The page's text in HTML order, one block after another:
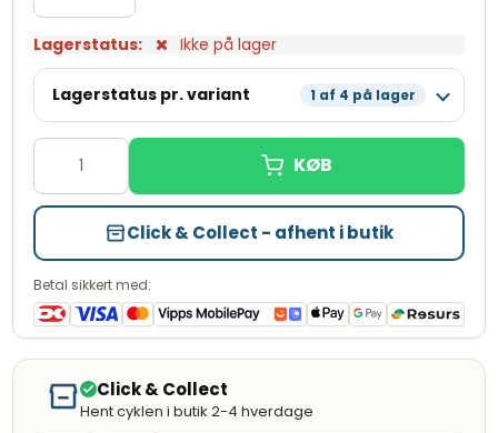
Lagerstatus: Ikke på lager
Lagerstatus pr. variant 1 af 4 på lager
49cm Få tilbage Læg i kurv
53cm
57cm Udsolgt
Udsolgt
Click & Collect - afhent i butik
Betal sikkert med:
Click & Collect
Hent cyklen i butik 2-4 hverdage